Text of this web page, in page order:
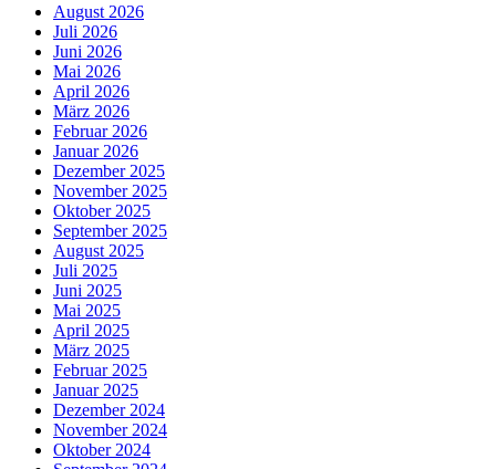
August 2026
Juli 2026
Juni 2026
Mai 2026
April 2026
März 2026
Februar 2026
Januar 2026
Dezember 2025
November 2025
Oktober 2025
September 2025
August 2025
Juli 2025
Juni 2025
Mai 2025
April 2025
März 2025
Februar 2025
Januar 2025
Dezember 2024
November 2024
Oktober 2024